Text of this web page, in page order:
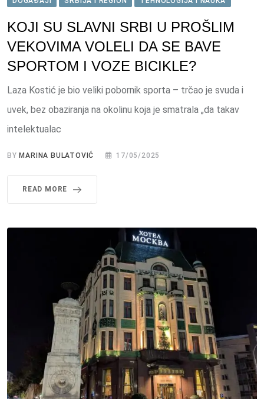
KOJI SU SLAVNI SRBI U PROŠLIM
VEKOVIMA VOLELI DA SE BAVE
SPORTOM I VOZE BICIKLE?
Laza Kostić je bio veliki pobornik sporta – trčao je svuda i
uvek, bez obaziranja na okolinu koja je smatrala „da takav
intelektualac
BY MARINA BULATOVIĆ 17/05/2025
READ MORE